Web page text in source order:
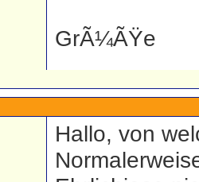
GrÃ¼ÃŸe
Hallo, von